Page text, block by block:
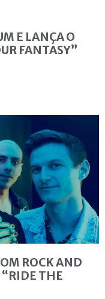
E LANÇA O
FANTASY”
ROCK AND
THE